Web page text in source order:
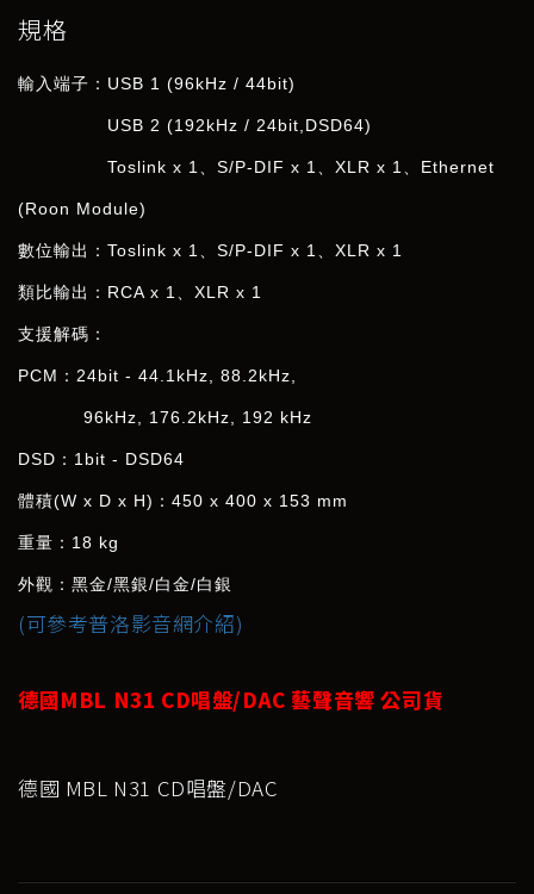
規格
輸入端子： USB 1 (96kHz / 44bit)
USB 2 (192kHz / 24bit,DSD64)
Toslink x 1、 S/P-DIF x 1、XLR x 1、Ethernet
(Roon Module)
數位輸出：Toslink x 1、 S/P-DIF x 1、 XLR x 1
類比輸出： RCA x 1、 XLR x 1
支援解碼：
PCM：24bit - 44.1kHz, 88.2kHz,
96kHz, 176.2kHz, 192 kHz
DSD：1bit - DSD64
體積(W x D x H) ： 450 x 400 x 153 mm
重量： 18 kg
外觀：黑金/黑銀/白金/白銀
(可參考普洛影音網介紹)
德國MBL N31 CD唱盤/DAC 藝聲音響 公司貨
德國 MBL N31 CD唱盤/DAC